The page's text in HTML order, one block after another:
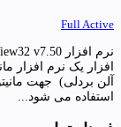
Full Active
استفاده می شود...